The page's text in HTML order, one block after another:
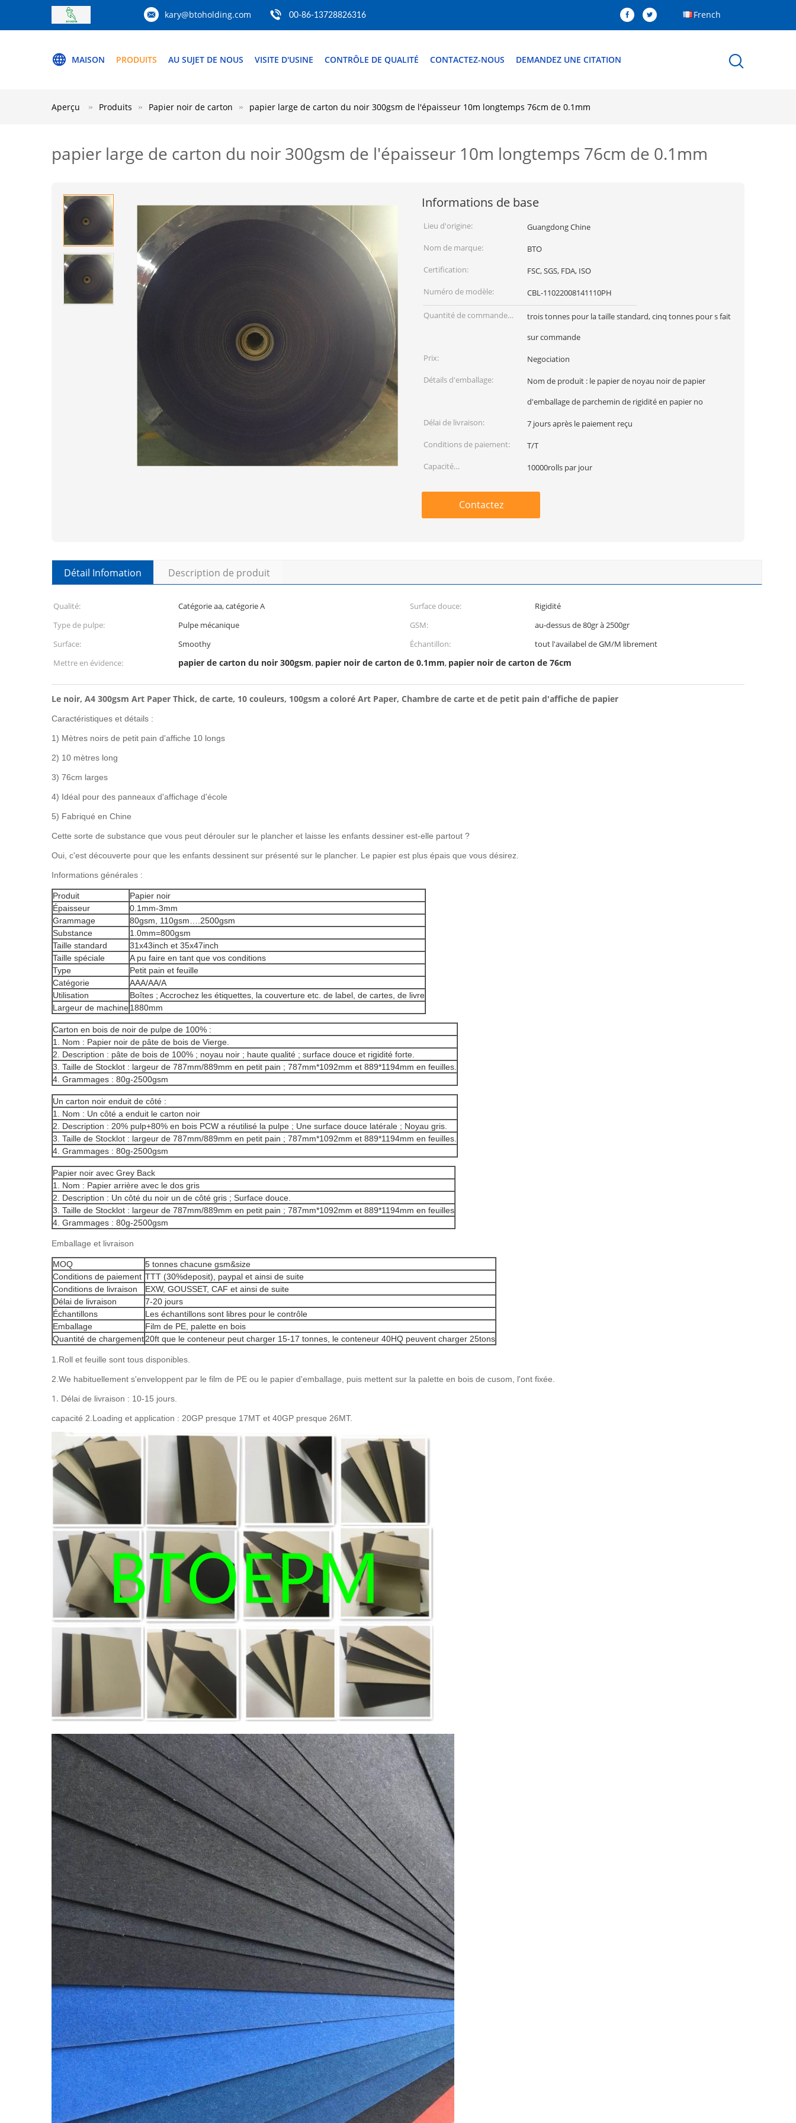
Laisser un message
kary@btoholding.com 00-86-13728826316 French
MAISON PRODUITS AU SUJET DE NOUS VISITE D'USINE CONTRÔLE DE QUALITÉ CONTACTEZ-NOUS DEMANDEZ UNE CITATION
Aperçu Produits Papier noir de carton papier large de carton du noir 300gsm de l'épaisseur 10m longtemps 76cm de 0.1mm
papier large de carton du noir 300gsm de l'épaisseur 10m longtemps 76cm de 0.1mm
Informations de base
Lieu d'origine:
Guangdong Chine
Nom de marque:
BTO
Certification:
FSC, SGS, FDA, ISO
Numéro de modèle:
CBL-11022008141110PH
Quantité de commande
trois tonnes pour la taille standard, cinq tonnes pour s fait
sur commande
Prix:
Negociation
Détails d'emballage:
Nom de produit : le papier de noyau noir de papier
d'emballage de parchemin de rigidité en papier no
Délai de livraison:
7 jours après le paiement reçu
Conditions de paiement:
T/T
Capacité
10000rolls par jour
Contactez
Détail Infomation Description de produit
Qualité: Catégorie aa, catégorie A Surface douce:
Rigidité
Type de pulpe:
Pulpe mécanique GSM:
au-dessus de 80gr à 2500gr
Surface:
Smoothy Échantillon:
tout l'availabel de GM/M librement
Mettre en évidence:
papier de carton du noir 300gsm, papier noir de carton de 0.1mm, papier noir de carton de 76cm
Le noir, A4 300gsm Art Paper Thick, de carte, 10 couleurs, 100gsm a coloré Art Paper, Chambre de carte et de petit pain d'affiche de papier
Caractéristiques et détails :
1) Mètres noirs de petit pain d'affiche 10 longs
2) 10 mètres long
3) 76cm larges
4) Idéal pour des panneaux d'affichage d'école
5) Fabriqué en Chine
Cette sorte de substance que vous peut dérouler sur le plancher et laisse les enfants dessiner est-elle partout ?
Oui, c'est découverte pour que les enfants dessinent sur présenté sur le plancher. Le papier est plus épais que vous désirez.
Informations générales :
Produit
Papier noir
Épaisseur
0.1mm-3mm
Grammage
80gsm, 110gsm….2500gsm
Substance
1.0mm=800gsm
Taille standard
31x43inch et 35x47inch
Taille spéciale
A pu faire en tant que vos conditions
Type
Petit pain et feuille
Catégorie
AAA/AA/A
Utilisation
Boîtes ; Accrochez les étiquettes, la couverture etc. de label, de cartes, de livre
Largeur de machine1880mm
Carton en bois de noir de pulpe de 100% :
1. Nom : Papier noir de pâte de bois de Vierge.
2. Description : pâte de bois de 100% ; noyau noir ; haute qualité ; surface douce et rigidité forte.
3. Taille de Stocklot : largeur de 787mm/889mm en petit pain ; 787mm*1092mm et 889*1194mm en feuilles.
4. Grammages : 80g-2500gsm
Un carton noir enduit de côté :
1. Nom : Un côté a enduit le carton noir
2. Description : 20% pulp+80% en bois PCW a réutilisé la pulpe ; Une surface douce latérale ; Noyau gris.
3. Taille de Stocklot : largeur de 787mm/889mm en petit pain ; 787mm*1092mm et 889*1194mm en feuilles.
4. Grammages : 80g-2500gsm
Papier noir avec Grey Back
1. Nom : Papier arrière avec le dos gris
2. Description : Un côté du noir un de côté gris ; Surface douce.
3. Taille de Stocklot : largeur de 787mm/889mm en petit pain ; 787mm*1092mm et 889*1194mm en feuilles
4. Grammages : 80g-2500gsm
Emballage et livraison
MOQ
5 tonnes chacune gsm&size
Conditions de paiement TTT (30%deposit), paypal et ainsi de suite
Conditions de livraison
EXW, GOUSSET, CAF et ainsi de suite
Délai de livraison
7-20 jours
Échantillons
Les échantillons sont libres pour le contrôle
Emballage
Film de PE, palette en bois
Quantité de chargement20ft que le conteneur peut charger 15-17 tonnes, le conteneur 40HQ peuvent charger 25tons
1.Roll et feuille sont tous disponibles.
2.We habituellement s'enveloppent par le film de PE ou le papier d'emballage, puis mettent sur la palette en bois de cusom, l'ont fixée.
1. Délai de livraison : 10-15 jours.
capacité 2.Loading et application : 20GP presque 17MT et 40GP presque 26MT.